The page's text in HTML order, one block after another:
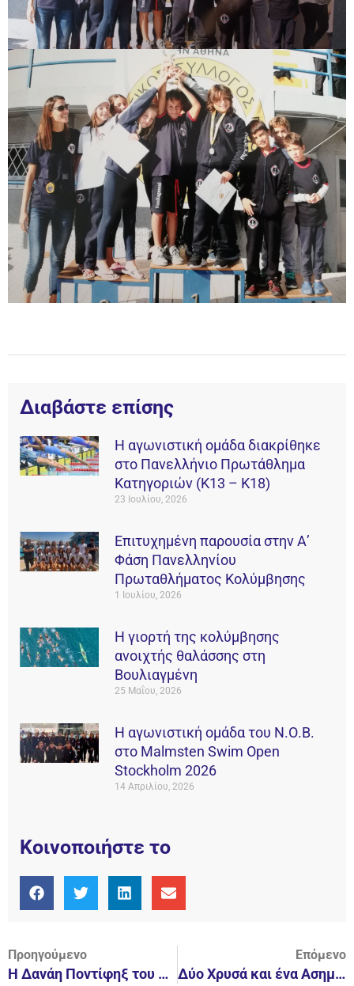
Διαβάστε επίσης
Η αγωνιστική ομάδα διακρίθηκε
στο Πανελλήνιο Πρωτάθλημα
Κατηγοριών (Κ13 – Κ18)
23 Ιουλίου, 2026
Επιτυχημένη παρουσία στην Α’
Φάση Πανελληνίου
Πρωταθλήματος Κολύμβησης
1 Ιουλίου, 2026
Η γιορτή της κολύμβησης
ανοιχτής θαλάσσης στη
Βουλιαγμένη
25 Μαΐου, 2026
Η αγωνιστική ομάδα του Ν.Ο.Β.
στο Malmsten Swim Open
Stockholm 2026
14 Απριλίου, 2026
Κοινοποιήστε το
Προηγούμενο
Η Δανάη Ποντίφηξ του Ναυτικού Ομίλου Βουλιαγμένης 5η στον κόσμο στο Windsurf!
Επόμενο
Δύο Χρυσά και ένα Ασημένιο Μετάλλιο στο Πανελλήνιο Πρωτάθλημα Υποβρύχιας Σκοποβολής για την Κατερίνα Τοπούζογλου του Ν.Ο.Β.